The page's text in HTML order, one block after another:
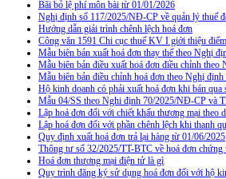
Bãi bỏ lệ phí môn bài từ 01/01/2026
Nghị định số 117/2025/NĐ-CP về quản lý thuế
Hướng dẫn giải trình chênh lệch hoá đơn
Công văn 1591 Chi cục thuế KV I giới thiệu
Mẫu biên bản xuất hoá đơn thay thế theo Nghị
Mẫu biên bản điều xuất hoá đơn điều chỉnh theo
Mẫu biên bản điều chỉnh hoá đơn theo Nghị định
Hộ kinh doanh có phải xuất hoá đơn khi bán
Mẫu 04/SS theo Nghi định 70/2025/NĐ-CP và
Lập hoá đơn đối với chiết khấu thương mại theo
Lập hoá đơn đối với phần chênh lệch khi thanh
Quy định xuất hoá đơn trả lại hàng từ 01/06/2025
Thông tư số 32/2025/TT-BTC về hoá đơn chứng
Hoá đơn thương mại điện tử là gì
Quy trình đăng ký sử dụng hoá đơn đối với hộ